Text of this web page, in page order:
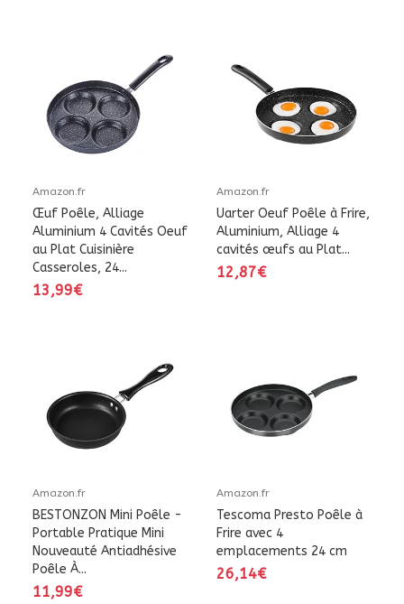
Amazon.fr
Œuf Poêle, Alliage
Aluminium 4 Cavités Oeuf
au Plat Cuisinière
Casseroles, 24...
13,99€
Amazon.fr
Uarter Oeuf Poêle à Frire,
Aluminium, Alliage 4
cavités œufs au Plat...
12,87€
Amazon.fr
BESTONZON Mini Poêle -
Portable Pratique Mini
Nouveauté Antiadhésive
Poêle À...
11,99€
Amazon.fr
Tescoma Presto Poêle à
Frire avec 4
emplacements 24 cm
26,14€